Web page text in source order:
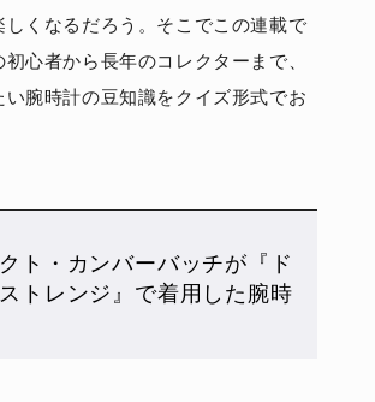
しくなるだろう。そこでこの連載で
心者から長年のコレクターまで、
い腕時計の豆知識をクイズ形式でお
ト・カンバーバッチが『ド
トレンジ』で着用した腕時